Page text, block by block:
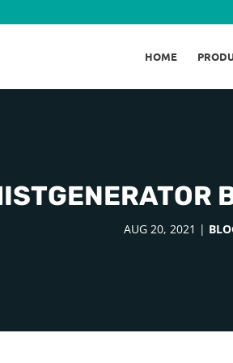
HOME
AUG 20, 2021 |